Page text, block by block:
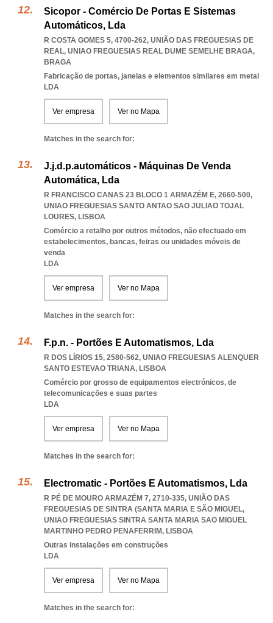
Sicopor - Comércio De Portas E Sistemas
Automáticos, Lda
R COSTA GOMES 5, 4700-262, UNIÃO DAS FREGUESIAS DE
REAL, UNIAO FREGUESIAS REAL DUME SEMELHE BRAGA,
BRAGA
Fabricação de portas, janelas e elementos similares em metal
LDA
Ver empresa Ver no Mapa
Matches in the search for:
J.j.d.p.automáticos - Máquinas De Venda
Automática, Lda
R FRANCISCO CANAS 23 BLOCO 1 ARMAZÉM E, 2660-500,
UNIAO FREGUESIAS SANTO ANTAO SAO JULIAO TOJAL
LOURES, LISBOA
Comércio a retalho por outros métodos, não efectuado em
estabelecimentos, bancas, feiras ou unidades móveis de
venda
LDA
Ver empresa Ver no Mapa
Matches in the search for:
F.p.n. - Portões E Automatismos, Lda
R DOS LÍRIOS 15, 2580-562, UNIAO FREGUESIAS ALENQUER
SANTO ESTEVAO TRIANA, LISBOA
Comércio por grosso de equipamentos electrónicos, de
telecomunicações e suas partes
LDA
Ver empresa Ver no Mapa
Matches in the search for:
Electromatic - Portões E Automatismos, Lda
R PÉ DE MOURO ARMAZÉM 7, 2710-335, UNIÃO DAS
FREGUESIAS DE SINTRA (SANTA MARIA E SÃO MIGUEL,
UNIAO FREGUESIAS SINTRA SANTA MARIA SAO MIGUEL
MARTINHO PEDRO PENAFERRIM, LISBOA
Outras instalações em construções
LDA
Ver empresa Ver no Mapa
Matches in the search for: